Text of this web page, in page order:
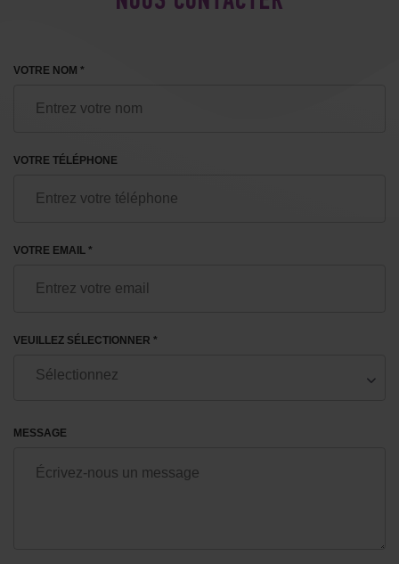
VOTRE NOM *
VOTRE TÉLÉPHONE
VOTRE EMAIL *
VEUILLEZ SÉLECTIONNER *
MESSAGE